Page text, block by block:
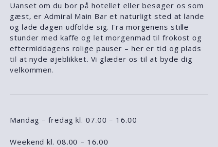
Uanset om du bor på hotellet eller besøger os som
gæst, er Admiral Main Bar et naturligt sted at lande
og lade dagen udfolde sig. Fra morgenens stille
stunder med kaffe og let morgenmad til frokost og
eftermiddagens rolige pauser – her er tid og plads
til at nyde øjeblikket. Vi glæder os til at byde dig
velkommen.
Mandag – fredag kl. 07.00 – 16.00
Weekend kl. 08.00 – 16.00